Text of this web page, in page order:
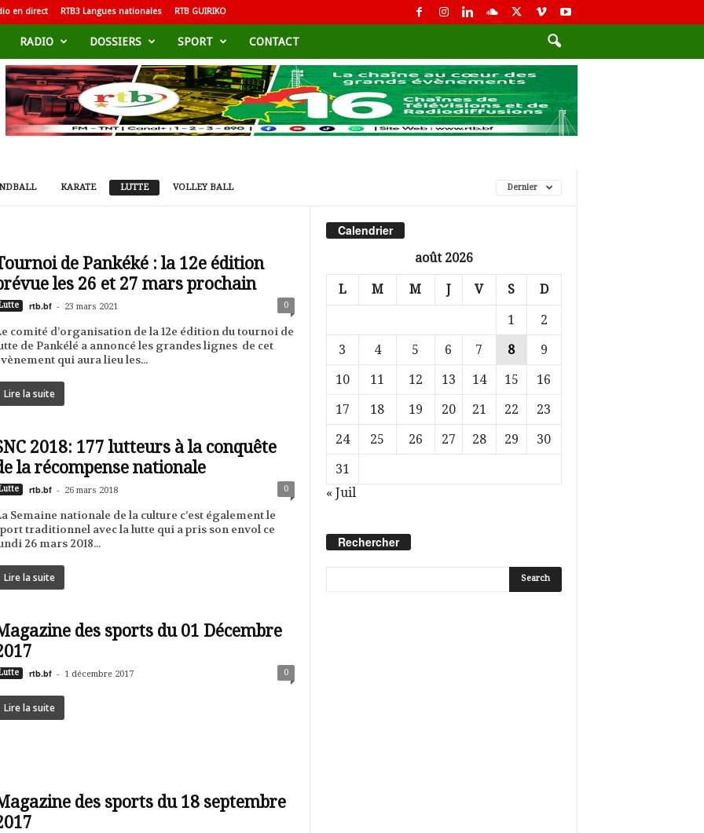
en direct RTB3 Langues nationales RTB GUIRIKO
RADIO DOSSIERS SPORT CONTACT
KARATE LUTTE VOLLEY BALL Dernier
de Pankéké : la 12e édition
les 26 et 27 mars prochain
rtb.bf - 23 mars 2021 0
comité d’organisation de la 12e édition du tournoi de
de Pankélé a annoncé les grandes lignes de cet
qui aura lieu les...
Lire la suite
2018: 177 lutteurs à la conquête
la récompense nationale
rtb.bf - 26 mars 2018 0
Semaine nationale de la culture c’est également le
traditionnel avec la lutte qui a pris son envol ce
26 mars 2018...
Lire la suite
des sports du 01 Décembre
rtb.bf - 1 décembre 2017 0
Lire la suite
des sports du 18 septembre
Calendrier
août 2026
L M M J V S D
1
2
3
4 5 6 7 8
9
10
11 12 13 14 15
16
17
18 19 20 21 22
23
24
25 26 27 28 29
30
31
« Juil
Rechercher